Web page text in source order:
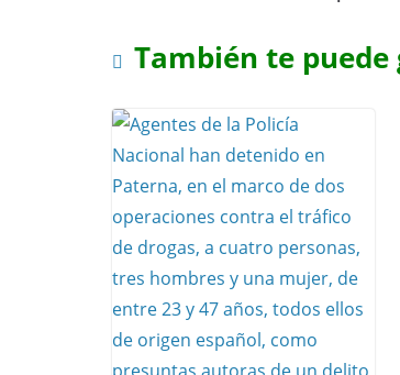
También te